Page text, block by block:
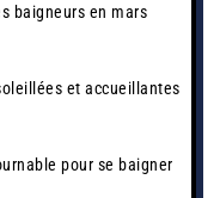
baigneurs en mars
et accueillantes
pour se baigner